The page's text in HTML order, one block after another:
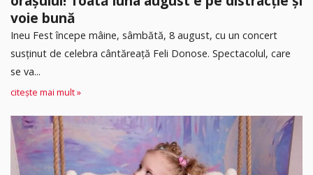
voie bună
Ineu Fest începe mâine, sâmbătă, 8 august, cu un concert
susținut de celebra cântăreață Feli Donose. Spectacolul, care
se va...
citește mai mult »